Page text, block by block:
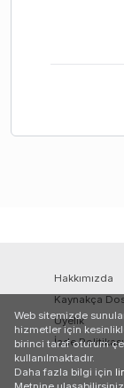
Hakkımızda
Kaynakça
Üyelik
İade Politikası
Web sitemizde
hizmetler için
birinci taraf oturum
kullanılmaktadır.
Daha fazla bilgi için